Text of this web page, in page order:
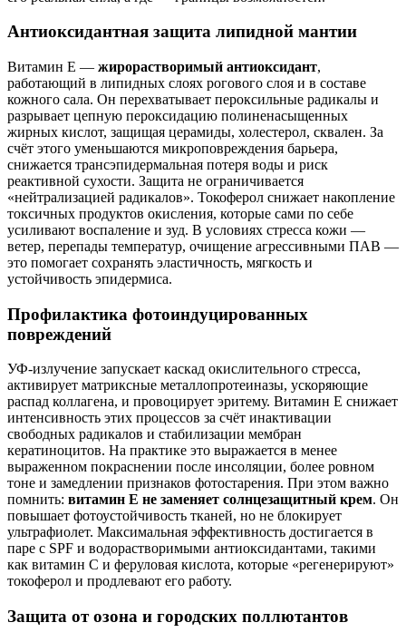
Антиоксидантная защита липидной мантии
Витамин E — жирорастворимый антиоксидант,
работающий в липидных слоях рогового слоя и в составе
кожного сала. Он перехватывает пероксильные радикалы и
разрывает цепную пероксидацию полиненасыщенных
жирных кислот, защищая церамиды, холестерол, сквален. За
счёт этого уменьшаются микроповреждения барьера,
снижается трансэпидермальная потеря воды и риск
реактивной сухости. Защита не ограничивается
«нейтрализацией радикалов». Токоферол снижает накопление
токсичных продуктов окисления, которые сами по себе
усиливают воспаление и зуд. В условиях стресса кожи —
ветер, перепады температур, очищение агрессивными ПАВ —
это помогает сохранять эластичность, мягкость и
устойчивость эпидермиса.
Профилактика фотоиндуцированных
повреждений
УФ‑излучение запускает каскад окислительного стресса,
активирует матриксные металлопротеиназы, ускоряющие
распад коллагена, и провоцирует эритему. Витамин E снижает
интенсивность этих процессов за счёт инактивации
свободных радикалов и стабилизации мембран
кератиноцитов. На практике это выражается в менее
выраженном покраснении после инсоляции, более ровном
тоне и замедлении признаков фотостарения. При этом важно
помнить: витамин E не заменяет солнцезащитный крем. Он
повышает фотоустойчивость тканей, но не блокирует
ультрафиолет. Максимальная эффективность достигается в
паре с SPF и водорастворимыми антиоксидантами, такими
как витамин C и феруловая кислота, которые «регенерируют»
токоферол и продлевают его работу.
Защита от озона и городских поллютантов